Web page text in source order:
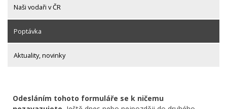
Naši vodaři v ČR
Poptávka
Aktuality, novinky
Odesláním tohoto formuláře se k ničemu